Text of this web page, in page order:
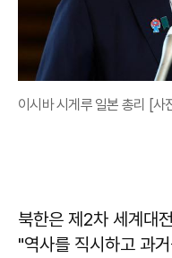
이시바 시게루 일본 총리 [사
북한은 제2차 세계대
"역사를 직시하고 과